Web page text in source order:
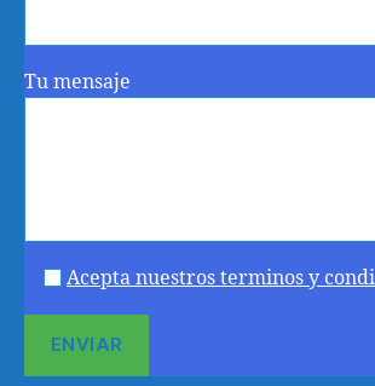
Tu mensaje
Acepta nuestros terminos y